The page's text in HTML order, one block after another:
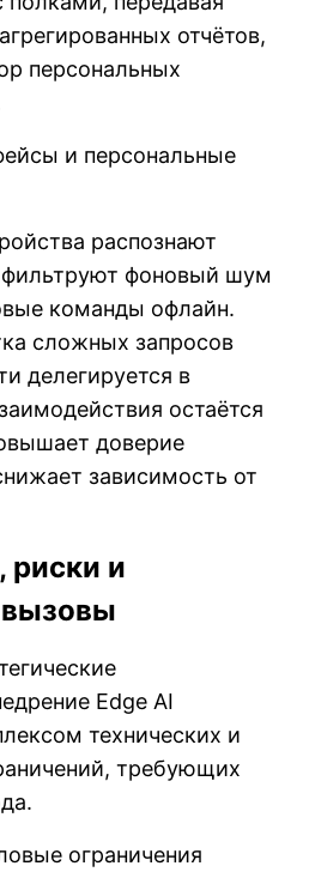
отчётов,
персональных
и персональные
распознают
фоновый шум
команды офлайн.
сложных запросов
делегируется в
остаётся
доверие
зависимость от
риски и
Edge AI
технических и
требующих
ограничения